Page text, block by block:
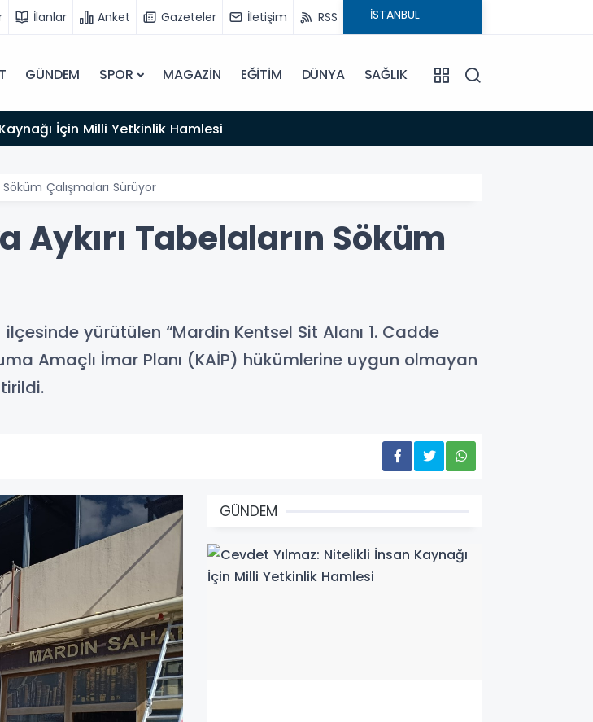
İlanlar Anket Gazeteler İletişim RSS
GÜNDEM SPOR MAGAZİN EĞİTİM DÜNYA SAĞLIK
İçin Milli Yetkinlik Hamlesi
Çalışmaları Sürüyor
Tabelaların Söküm
yürütülen “Mardin Kentsel Sit Alanı 1. Cadde
Amaçlı İmar Planı (KAİP) hükümlerine uygun olmayan
GÜNDEM